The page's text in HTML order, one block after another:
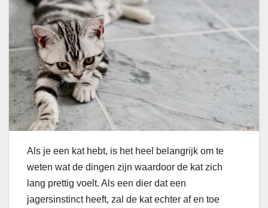
Als je een kat hebt, is het heel belangrijk om te
weten wat de dingen zijn waardoor de kat zich
lang prettig voelt. Als een dier dat een
jagersinstinct heeft, zal de kat echter af en toe